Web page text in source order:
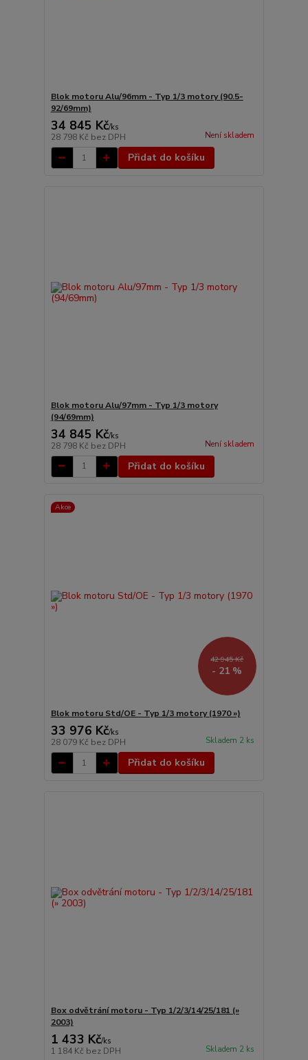
Blok motoru Alu/96mm - Typ 1/3 motory (90.5-
92/69mm)
34 845 Kč/ks
28 798 Kč bez DPH Není skladem
Přidat do košíku
Blok motoru Alu/97mm - Typ 1/3 motory
(94/69mm)
34 845 Kč/ks
28 798 Kč bez DPH Není skladem
Přidat do košíku
Akce
42 945 Kč
- 21 %
Blok motoru Std/OE - Typ 1/3 motory (1970 »)
33 976 Kč/ks
28 079 Kč bez DPH Skladem 2 ks
Přidat do košíku
Box odvětrání motoru - Typ 1/2/3/14/25/181 (»
2003)
1 433 Kč/ks
1 184 Kč bez DPH Skladem 2 ks